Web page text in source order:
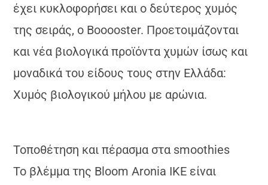
έχει κυκλοφορήσει και ο δεύτερος χυμός
της σειράς, ο Booooster. Προετοιμάζονται
και νέα βιολογικά προϊόντα χυμών ίσως και
μοναδικά του είδους τους στην Ελλάδα:
Χυμός βιολογικού μήλου με αρώνια.
Τοποθέτηση και πέρασμα στα smoothies
Το βλέμμα της Βloom Aronia ΙΚΕ είναι